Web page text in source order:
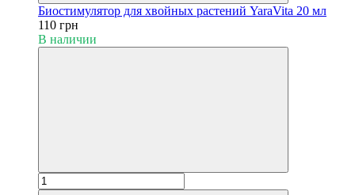
Биостимулятор для хвойных растений YaraVita 20 мл
110 грн
В наличии